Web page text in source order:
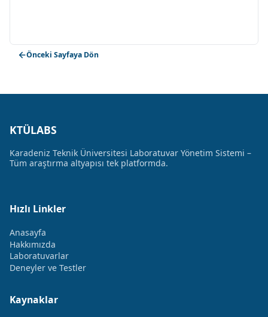
Önceki Sayfaya Dön
KTÜLABS
Karadeniz Teknik Üniversitesi Laboratuvar Yönetim Sistemi –
Tüm araştırma altyapısı tek platformda.
Hızlı Linkler
Anasayfa
Hakkımızda
Laboratuvarlar
Deneyler ve Testler
Kaynaklar